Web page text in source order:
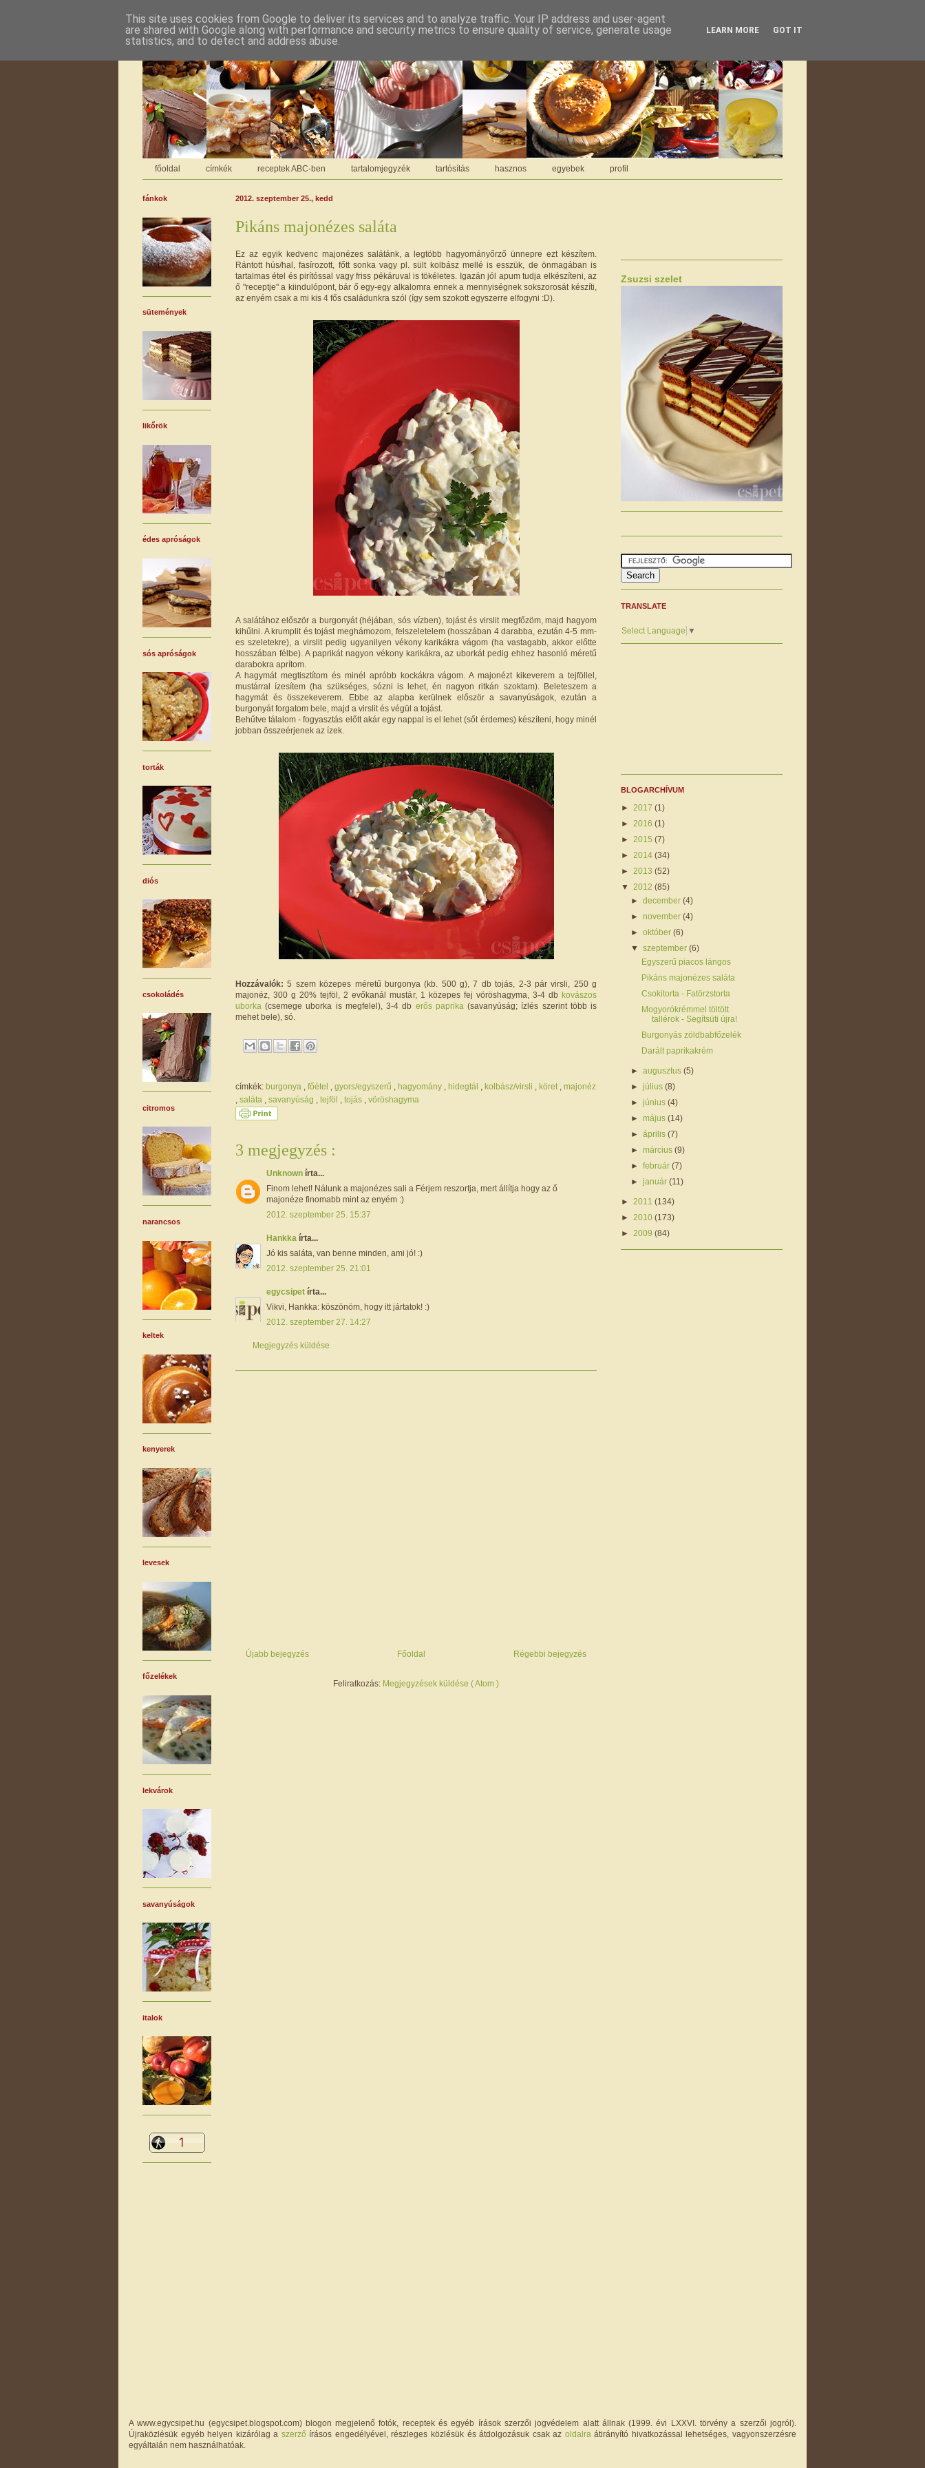
főoldal címkék receptek ABC-ben tartalomjegyzék tartósítás hasznos egyebek profil
2012. szeptember 25., kedd
Pikáns majonézes saláta
Ez az egyik kedvenc majonézes salátánk, a legtöbb hagyományőrző ünnepre ezt készítem.
Rántott hús/hal, fasírozott, főtt sonka vagy pl. sült kolbász mellé is esszük, de önmagában is
tartalmas étel és pirítóssal vagy friss pékáruval is tökéletes. Igazán jól apum tudja elkészíteni, az
ő "receptje" a kiindulópont, bár ő egy-egy alkalomra ennek a mennyiségnek sokszorosát készíti,
az enyém csak a mi kis 4 fős családunkra szól (így sem szokott egyszerre elfogyni :D).
A salátához először a burgonyát (héjában, sós vízben), tojást és virslit megfőzöm, majd hagyom
kihűlni. A krumplit és tojást meghámozom, felszeletelem (hosszában 4 darabba, ezután 4-5 mm-
es szeletekre), a virslit pedig ugyanilyen vékony karikákra vágom (ha vastagabb, akkor előtte
hosszában félbe). A paprikát nagyon vékony karikákra, az uborkát pedig ehhez hasonló méretű
darabokra aprítom.
A hagymát megtisztítom és minél apróbb kockákra vágom. A majonézt kikeverem a tejföllel,
mustárral ízesítem (ha szükséges, sózni is lehet, én nagyon ritkán szoktam). Beleteszem a
hagymát és összekeverem. Ebbe az alapba kerülnek először a savanyúságok, ezután a
burgonyát forgatom bele, majd a virslit és végül a tojást.
Behűtve tálalom - fogyasztás előtt akár egy nappal is el lehet (sőt érdemes) készíteni, hogy minél
jobban összeérjenek az ízek.
Hozzávalók:5 szem közepes méretű burgonya (kb. 500 g), 7 db tojás, 2-3 pár virsli, 250 g
majonéz, 300 g 20% tejföl, 2 evőkanál mustár, 1 közepes fej vöröshagyma, 3-4 db kovászos
uborka (csemege uborka is megfelel), 3-4 db erős paprika (savanyúság; ízlés szerint több is
mehet bele), só.
címkék: burgonya főétel gyors/egyszerű hagyomány hidegtál kolbász/virsli köret
majonéz
saláta savanyúság tejföl tojás vöröshagyma
3 megjegyzés :
Unknown írta...
Finom lehet! Nálunk a majonézes sali a Férjem reszortja, mert állítja hogy az ő
majonéze finomabb mint az enyém :)
2012. szeptember 25. 15:37
Hankka írta...
Jó kis saláta, van benne minden, ami jó! :)
2012. szeptember 25. 21:01
egycsipet írta...
Vikvi, Hankka: köszönöm, hogy itt jártatok! :)
2012. szeptember 27. 14:27
Megjegyzés küldése
Újabb bejegyzés Régebbi bejegyzés
Főoldal
Feliratkozás: Megjegyzések küldése ( Atom )
fánkok
sütemények
likőrök
édes apróságok
sós apróságok
torták
diós
csokoládés
citromos
narancsos
keltek
kenyerek
levesek
főzelékek
lekvárok
savanyúságok
italok
Zsuzsi szelet
TRANSLATE
Select Language ▼
BLOGARCHÍVUM
► 2017 (1)
► 2016 (1)
► 2015 (7)
► 2014 (34)
► 2013 (52)
▼ 2012 (85)
►december(4)
►november(4)
►október(6)
▼szeptember(6)
Egyszerű piacos lángos
Pikáns majonézes saláta
Csokitorta - Fatörzstorta
Mogyorókrémmel töltött
tallérok - Segítsüti újra!
Burgonyás zöldbabfőzelék
Darált paprikakrém
►augusztus(5)
►július(8)
►június(4)
►május(14)
►április(7)
►március(9)
►február(7)
►január(11)
► 2011 (134)
► 2010 (173)
► 2009 (84)
A www.egycsipet.hu (egycsipet.blogspot.com) blogon megjelenő fotók, receptek és egyéb írások szerzői jogvédelem alatt állnak (1999. évi LXXVI. törvény a szerzői jogról).
Újraközlésük egyéb helyen kizárólag a szerző írásos engedélyével, részleges közlésük és átdolgozásuk csak az oldalraátirányító hivatkozással lehetséges, vagyonszerzésre
egyáltalán nem használhatóak.
This site uses cookies from Google to deliver its services and to analyze traffic. Your IP address and user-agent
are shared with Google along with performance and security metrics to ensure quality of service, generate usage
statistics, and to detect and address abuse.
LEARN MORE GOT IT